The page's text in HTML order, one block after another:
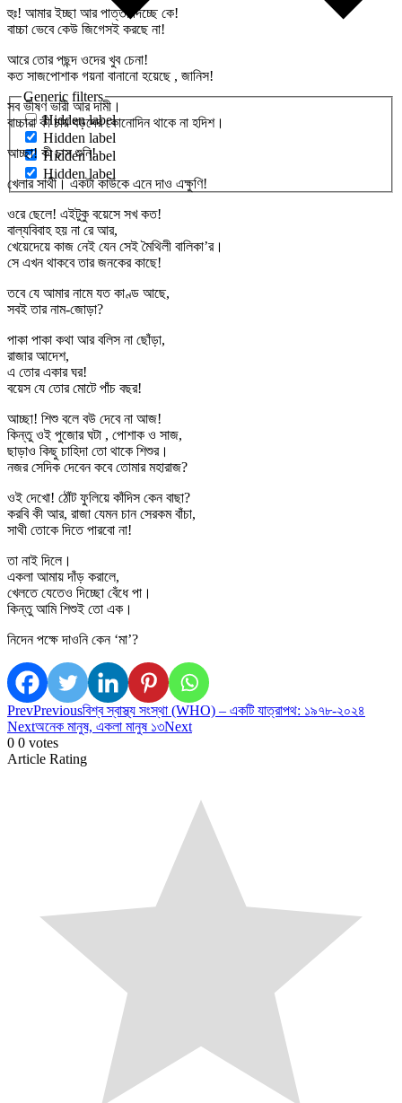
Generic filters
Hidden label
Hidden label
Hidden label
Hidden label
হুঃ! আমার ইচ্ছা আর পাত্তা দিচ্ছে কে!
বাচ্চা ভেবে কেউ জিগেসই করছে না!
আরে তোর পছন্দ ওদের খুব চেনা!
কত সাজপোশাক গয়না বানানো হয়েছে , জানিস!
সব ভীষণ ভারী আর দামী।
বাচ্চারা কী চায় বড়দের কোনোদিন থাকে না হদিশ।
আচ্ছা! কী চাস শুনি!
খেলার সাথী। একটা কাউকে এনে দাও এক্ষুণি!
ওরে ছেলে! এইটুকু বয়েসে সখ কত!
বাল্যবিবাহ হয় না রে আর,
খেয়েদেয়ে কাজ নেই যেন সেই মৈথিলী বালিকা’র।
সে এখন থাকবে তার জনকের কাছে!
তবে যে আমার নামে যত কাণ্ড আছে,
সবই তার নাম-জোড়া?
পাকা পাকা কথা আর বলিস না ছোঁড়া,
রাজার আদেশ,
এ তোর একার ঘর!
বয়েস যে তোর মোটে পাঁচ বছর!
আচ্ছা! শিশু বলে বউ দেবে না আজ!
কিন্তু ওই পুজোর ঘটা , পোশাক ও সাজ,
ছাড়াও কিছু চাহিদা তো থাকে শিশুর।
নজর সেদিক দেবেন কবে তোমার মহারাজ?
ওই দেখো! ঠোঁট ফুলিয়ে কাঁদিস কেন বাছা?
করবি কী আর, রাজা যেমন চান সেরকম বাঁচা,
সাথী তোকে দিতে পারবো না!
তা নাই দিলে।
একলা আমায় দাঁড় করালে,
খেলতে যেতেও দিচ্ছো বেঁধে পা।
কিন্তু আমি শিশুই তো এক।
নিদেন পক্ষে দাওনি কেন ‘মা’?
PrevPreviousবিশ্ব স্বাস্থ্য সংস্থা (WHO) – একটি যাত্রাপথ: ১৯৭৮-২০২৪
Nextঅনেক মানুষ, একলা মানুষ ১৩Next
0 0 votes
Article Rating